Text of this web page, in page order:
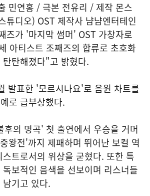
민연홍 / 극본 전유리 / 제작 몬스
튜디오) OST 제작사 냠냠엔터테인
즈가 '마지막 썸머' OST 가창자로
아티스트 조째즈의 합류로 초호화
탄해졌다"고 밝혔다.
발표한 '모르시나요'로 음원 차트를
로 급부상했다.
후의 명곡' 첫 출연에서 우승을 거머
왕전'까지 제패하며 뛰어난 보컬 역
트로서의 위상을 굳혔다. 또한 특
보적인 음색을 선보이며 리스너들
기고 있다.